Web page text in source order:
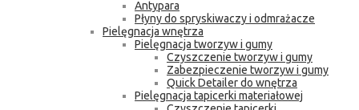
Antypara
Płyny do spryskiwaczy i odmrażacze
Pielęgnacja wnętrza
Pielęgnacja tworzyw i gumy
Czyszczenie tworzyw i gumy
Zabezpieczenie tworzyw i gumy
Quick Detailer do wnętrza
Pielęgnacja tapicerki materiałowej